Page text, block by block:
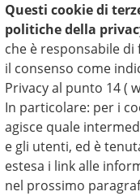
Questi cookie di
politiche della
che è responsabile
il consenso come
Privacy al punto 14 (
In particolare: per i
agisce quale
e gli utenti, ed è
estesa i link alle
nel prossimo